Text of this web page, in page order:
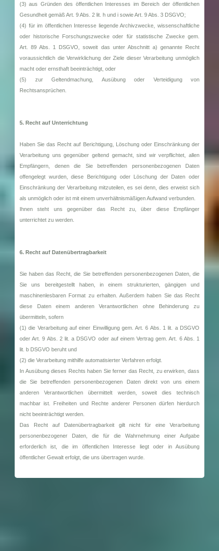
(3) aus Gründen des öffentlichen Interesses im Bereich der öffentlichen
Gesundheit gemäß Art. 9 Abs. 2 lit. h und i sowie Art. 9 Abs. 3 DSGVO;
(4) für im öffentlichen Interesse liegende Archivzwecke, wissenschaftliche
oder historische Forschungszwecke oder für statistische Zwecke gem.
Art. 89 Abs. 1 DSGVO, soweit das unter Abschnitt a) genannte Recht
voraussichtlich die Verwirklichung der Ziele dieser Verarbeitung unmöglich
macht oder ernsthaft beeinträchtigt, oder
(5) zur Geltendmachung, Ausübung oder Verteidigung von
Rechtsansprüchen.
5. Recht auf Unterrichtung
Haben Sie das Recht auf Berichtigung, Löschung oder Einschränkung der
Verarbeitung uns gegenüber geltend gemacht, sind wir verpflichtet, allen
Empfängern, denen die Sie betreffenden personenbezogenen Daten
offengelegt wurden, diese Berichtigung oder Löschung der Daten oder
Einschränkung der Verarbeitung mitzuteilen, es sei denn, dies erweist sich
als unmöglich oder ist mit einem unverhältnismäßigen Aufwand verbunden.
Ihnen steht uns gegenüber das Recht zu, über diese Empfänger
unterrichtet zu werden.
6. Recht auf Datenübertragbarkeit
Sie haben das Recht, die Sie betreffenden personenbezogenen Daten, die
Sie uns bereitgestellt haben, in einem strukturierten, gängigen und
maschinenlesbaren Format zu erhalten. Außerdem haben Sie das Recht
diese Daten einem anderen Verantwortlichen ohne Behinderung zu
übermitteln, sofern
(1) die Verarbeitung auf einer Einwilligung gem. Art. 6 Abs. 1 lit. a DSGVO
oder Art. 9 Abs. 2 lit. a DSGVO oder auf einem Vertrag gem. Art. 6 Abs. 1
lit. b DSGVO beruht und
(2) die Verarbeitung mithilfe automatisierter Verfahren erfolgt.
In Ausübung dieses Rechts haben Sie ferner das Recht, zu erwirken, dass
die Sie betreffenden personenbezogenen Daten direkt von uns einem
anderen Verantwortlichen übermittelt werden, soweit dies technisch
machbar ist. Freiheiten und Rechte anderer Personen dürfen hierdurch
nicht beeinträchtigt werden.
Das Recht auf Datenübertragbarkeit gilt nicht für eine Verarbeitung
personenbezogener Daten, die für die Wahrnehmung einer Aufgabe
erforderlich ist, die im öffentlichen Interesse liegt oder in Ausübung
öffentlicher Gewalt erfolgt, die uns übertragen wurde.